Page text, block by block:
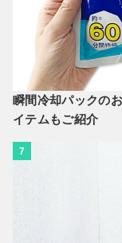
瞬間冷却パックの
イテムもご紹介
7